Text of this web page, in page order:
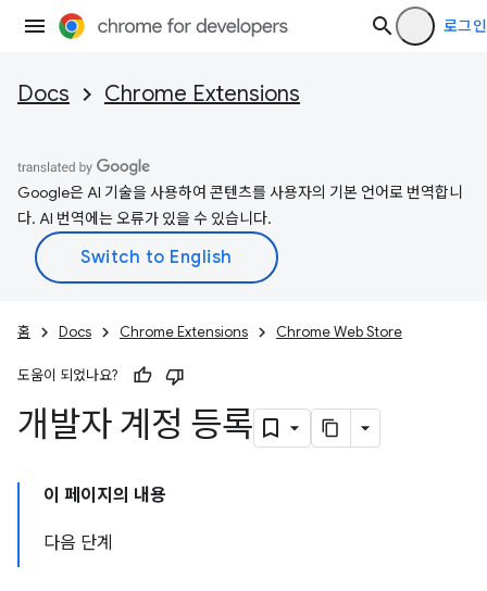
로그인
Docs Chrome Extensions
Google은 AI 기술을 사용하여 콘텐츠를 사용자의 기본 언어로 번역합니
다. AI 번역에는 오류가 있을 수 있습니다.
홈 Docs Chrome Extensions Chrome Web Store
도움이 되었나요?
개발자 계정 등록
이 페이지의 내용
다음 단계